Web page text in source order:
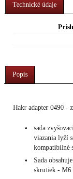
Technické údaje
Popis
Hakr adapter 0490 -
sada
viazania lyží
kompatibilné
Sada
skrutiek - M6